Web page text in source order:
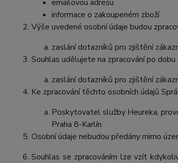
emailovou adresu
informace o zakoupeném zboží
Výše uvedené osobní údaje budou
zaslání dotazníků pro zjištění
Souhlas udělujete na zpracování po dobu
zaslání dotazníků pro zjištění
Ke zpracování těchto osobních údajů
Poskytovatel služby Heureka,
Praha 8-Karlín
Osobní údaje nebudou předány mimo
Souhlas se zpracováním lze vzít